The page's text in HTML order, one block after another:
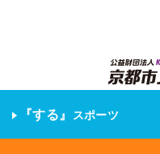
『する』 スポーツ